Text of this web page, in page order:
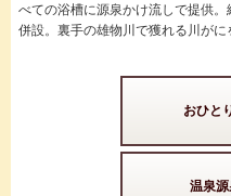
べての浴槽に源泉かけ流しで提供
併設。裏手の雄物川で獲れる川がに
おひと
温泉